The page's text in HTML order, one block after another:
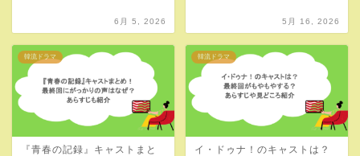
6月 5, 2026 5月 16, 2026
韓流ドラマ
『青春の記録』キャストまと
韓流ドラマ
イ・ドゥナ！のキャストは？